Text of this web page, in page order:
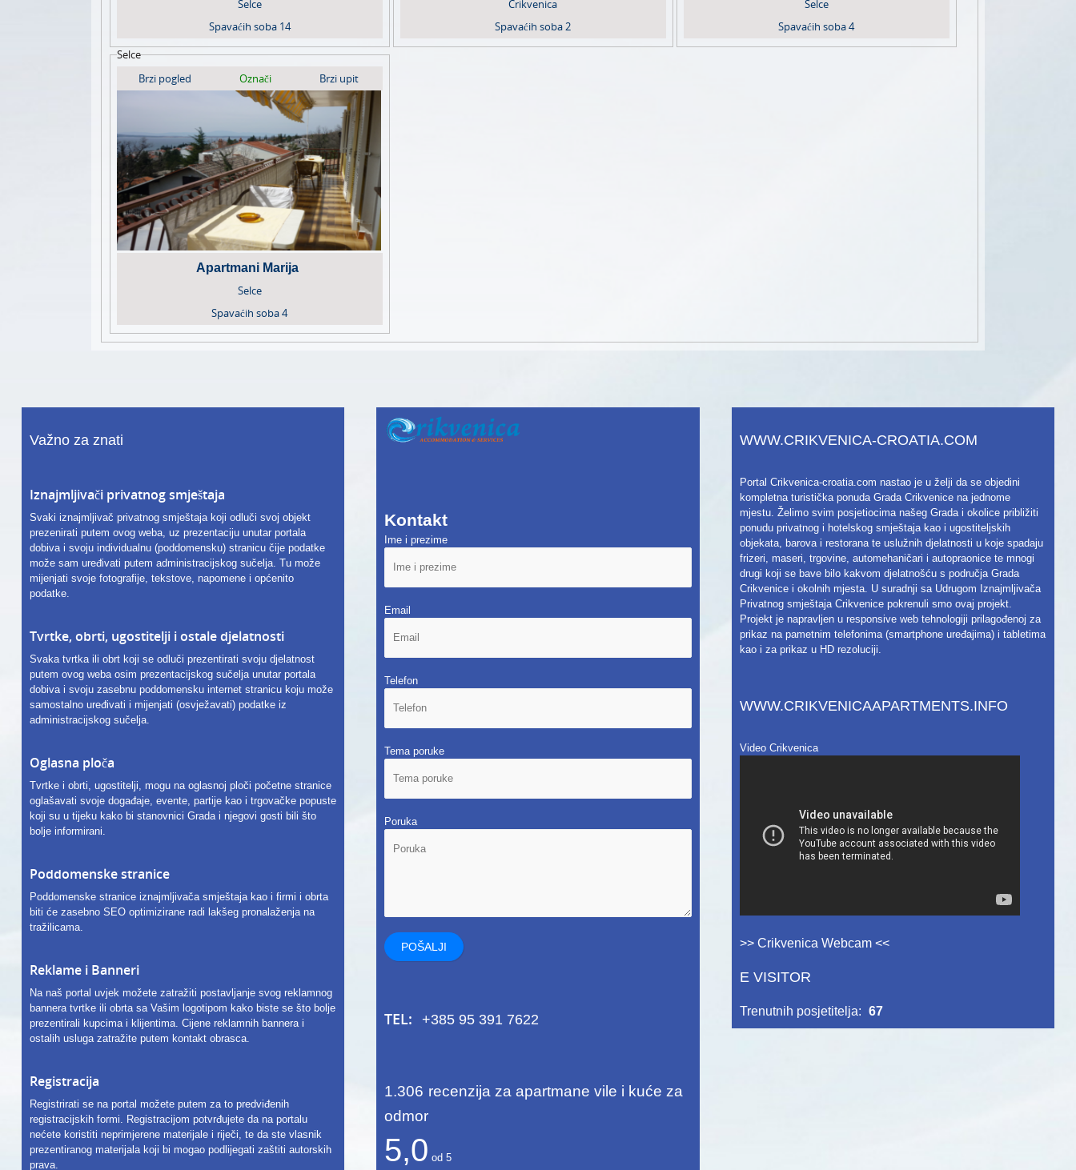
Selce
Spavaćih soba 14
Crikvenica
Spavaćih soba2
Selce
Spavaćih soba4
Selce
Brzi pogled
Označi Brzi upit
Apartmani Marija
Selce
Spavaćih soba4
Važno za znati
Iznajmljivači privatnog smještaja
Svaki iznajmljivač privatnog smještaja koji odluči svoj objekt
prezenirati putem ovog weba, uz prezentaciju unutar portala
dobiva i svoju individualnu (poddomensku) stranicu čije podatke
može sam uređivati putem administracijskog sučelja. Tu može
mijenjati svoje fotografije, tekstove, napomene i općenito
podatke.
Tvrtke, obrti, ugostitelji i ostale djelatnosti
Svaka tvrtka ili obrt koji se odluči prezentirati svoju djelatnost
putem ovog weba osim prezentacijskog sučelja unutar portala
dobiva i svoju zasebnu poddomensku internet stranicu koju može
samostalno uređivati i mijenjati (osvježavati) podatke iz
administracijskog sučelja.
Oglasna ploča
Tvrtke i obrti, ugostitelji, mogu na oglasnoj ploči početne stranice
oglašavati svoje događaje, evente, partije kao i trgovačke popuste
koji su u tijeku kako bi stanovnici Grada i njegovi gosti bili što
bolje informirani.
Poddomenske stranice
Poddomenske stranice iznajmljivača smještaja kao i firmi i obrta
biti će zasebno SEO optimizirane radi lakšeg pronalaženja na
tražilicama.
Reklame i Banneri
Na naš portal uvjek možete zatražiti postavljanje svog reklamnog
bannera tvrtke ili obrta sa Vašim logotipom kako biste se što bolje
prezentirali kupcima i klijentima. Cijene reklamnih bannera i
ostalih usluga zatražite putem kontakt obrasca.
Registracija
Registrirati se na portal možete putem za to predviđenih
registracijskih formi. Registracijom potvrđujete da na portalu
nećete koristiti neprimjerene materijale i riječi, te da ste vlasnik
prezentiranog materijala koji bi mogao podlijegati zaštiti autorskih
prava.
Kontakt
Ime i prezime
Email
Telefon
Tema poruke
Poruka
TEL: +385 95 391 7622
1.306 recenzija za apartmane vile i kuće za
odmor
5,0 od 5
WWW.CRIKVENICA-CROATIA.COM
Portal Crikvenica-croatia.com nastao je u želji da se objedini
kompletna turistička ponuda Grada Crikvenice na jednome
mjestu. Želimo svim posjetiocima našeg Grada i okolice približiti
ponudu privatnog i hotelskog smještaja kao i ugostiteljskih
objekata, barova i restorana te uslužnih djelatnosti u koje spadaju
frizeri, maseri, trgovine, automehaničari i autopraonice te mnogi
drugi koji se bave bilo kakvom djelatnošću s područja Grada
Crikvenice i okolnih mjesta. U suradnji sa Udrugom Iznajmljivača
Privatnog smještaja Crikvenice pokrenuli smo ovaj projekt.
Projekt je napravljen u responsive web tehnologiji prilagođenoj za
prikaz na pametnim telefonima (smartphone uređajima) i tabletima
kao i za prikaz u HD rezoluciji.
WWW.CRIKVENICAAPARTMENTS.INFO
Video Crikvenica
>> Crikvenica Webcam <<
E VISITOR
Trenutnih posjetitelja: 67